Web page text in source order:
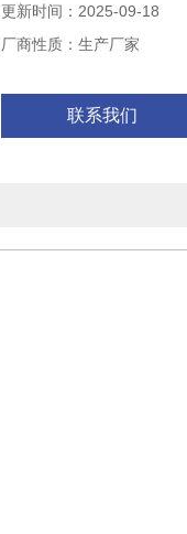
更新时间：2025-09-18
厂商性质：生产厂家
联系我们